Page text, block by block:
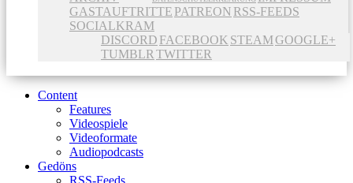
GASTAUFTRITTE PATREON RSS-FEEDS
SOCIALKRAM
DISCORD FACEBOOK STEAMGOOGLE+
TUMBLR TWITTER
Content
Features
Videospiele
Videoformate
Audiopodcasts
Gedöns